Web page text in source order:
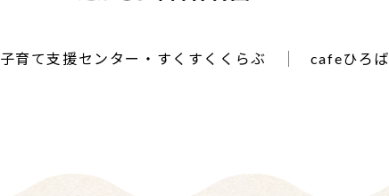
子育て支援センター・すくすくくらぶ cafeひろば